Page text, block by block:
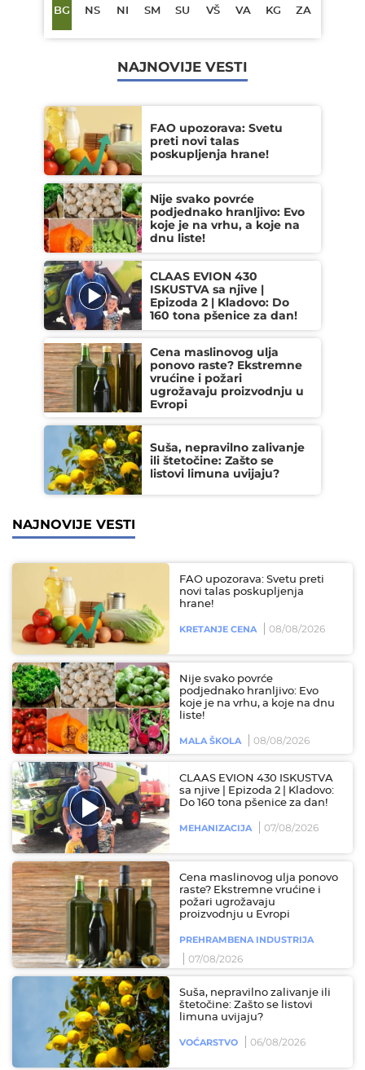
BG NS NI SM SU VŠ VA KG ZA
NAJNOVIJE VESTI
FAO upozorava: Svetu
preti novi talas
poskupljenja hrane!
Nije svako povrće
podjednako hranljivo: Evo
koje je na vrhu, a koje na
dnu liste!
CLAAS EVION 430
ISKUSTVA sa njive |
Epizoda 2 | Kladovo: Do
160 tona pšenice za dan!
Cena maslinovog ulja
ponovo raste? Ekstremne
vrućine i požari
ugrožavaju proizvodnju u
Evropi
Suša, nepravilno zalivanje
ili štetočine: Zašto se
listovi limuna uvijaju?
NAJNOVIJE VESTI
FAO upozorava: Svetu preti
novi talas poskupljenja
hrane!
KRETANJE CENA 08/08/2026
Nije svako povrće
podjednako hranljivo: Evo
koje je na vrhu, a koje na dnu
liste!
MALA ŠKOLA 08/08/2026
CLAAS EVION 430 ISKUSTVA
sa njive | Epizoda 2 | Kladovo:
Do 160 tona pšenice za dan!
MEHANIZACIJA 07/08/2026
Cena maslinovog ulja ponovo
raste? Ekstremne vrućine i
požari ugrožavaju
proizvodnju u Evropi
PREHRAMBENA INDUSTRIJA
07/08/2026
Suša, nepravilno zalivanje ili
štetočine: Zašto se listovi
limuna uvijaju?
VOĆARSTVO 06/08/2026